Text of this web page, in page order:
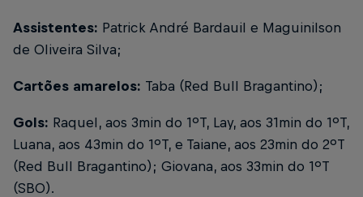
Assistentes: Patrick André Bardauil e Maguinilson
de Oliveira Silva;
Cartões amarelos: Taba (Red Bull Bragantino);
Gols: Raquel, aos 3min do 1ºT, Lay, aos 31min do 1ºT,
Luana, aos 43min do 1ºT, e Taiane, aos 23min do 2ºT
(Red Bull Bragantino); Giovana, aos 33min do 1ºT
(SBO).